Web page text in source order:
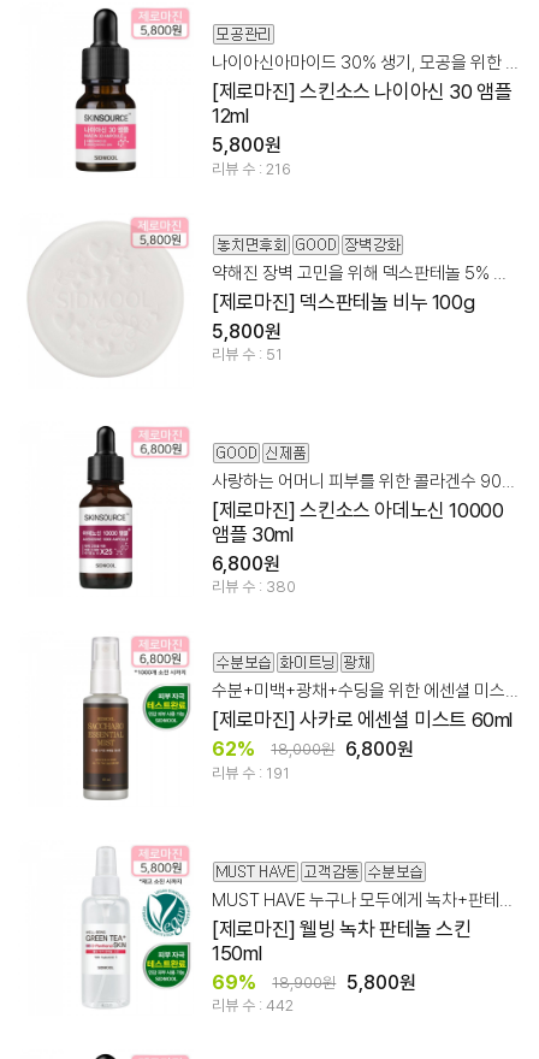
나이아신아마이드 30% 생기, 모공을 위한 믹스템!
[제로마진] 스킨소스 나이아신 30 앰플
12ml
5,800원
리뷰 수 : 216
[제로마진] 덱스판테놀 비누 100g
5,800원
리뷰 수 : 51
사랑하는 어머니 피부를 위한 콜라겐수 90% + 아데노신 앰플
[제로마진] 스킨소스 아데노신 10000
앰플 30ml
6,800원
리뷰 수 : 380
수분+미백+광채+수딩을 위한 에센셜 미스트
[제로마진] 사카로 에센셜 미스트 60ml
62% 18,000원 6,800원
리뷰 수 : 191
[제로마진] 웰빙 녹차 판테놀 스킨
150ml
69% 18,900원 5,800원
리뷰 수 : 442